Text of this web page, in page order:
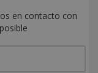
en contacto con